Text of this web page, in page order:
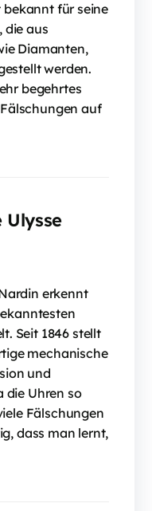
bekannt für seine
die aus
Diamanten,
werden.
begehrtes
auf
Ulysse
erkennt
Seit 1846 stellt
mechanische
und
die Uhren so
Fälschungen
dass man lernt,